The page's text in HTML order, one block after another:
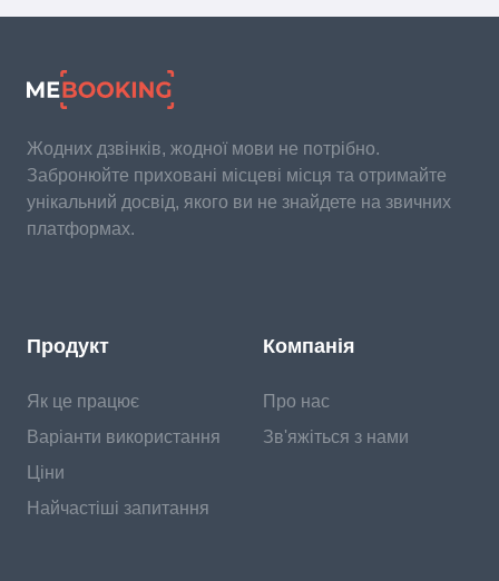
Жодних дзвінків, жодної мови не потрібно.
Забронюйте приховані місцеві місця та отримайте
унікальний досвід, якого ви не знайдете на звичних
платформах.
Продукт
Як це працює
Варіанти використання
Ціни
Найчастіші запитання
Компанія
Про нас
Зв'яжіться з нами